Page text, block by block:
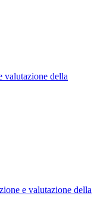
valutazione della
e valutazione della